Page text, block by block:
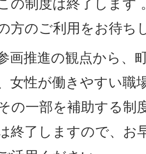
の制度は終了します
方のご利用をお待ち
画推進の観点から、
女性が働きやすい職
の一部を補助する制
終了しますので、お